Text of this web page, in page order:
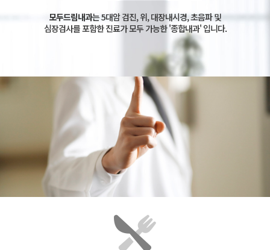
모두드림내과는 5대암 검진, 위, 대장내시경, 초음파 및
심장검사를 포함한 진료가 모두 가능한 '종합내과' 입니다.